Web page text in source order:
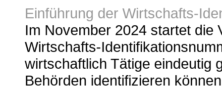
Einführung der Wirtschafts-
Im November 2024 startet die
Wirtschafts-
wirtschaftlich Tätige eindeutig
Behörden identifizieren